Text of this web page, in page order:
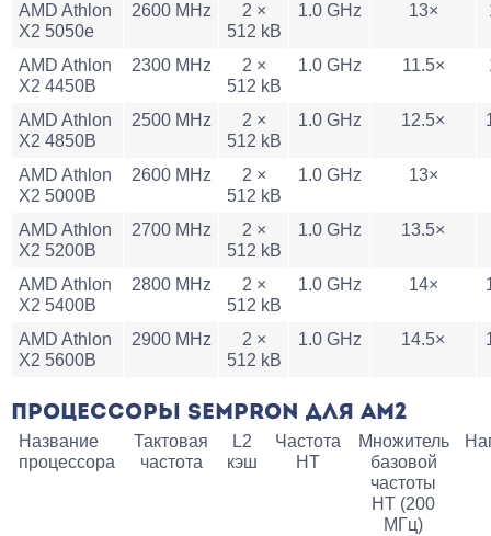
AMD Athlon
X2 5050e
2600 MHz
2 ×
512 kB
1.0 GHz 13×
AMD Athlon
X2 4450B
2300 MHz
2 ×
512 kB
1.0 GHz 11.5×
AMD Athlon
X2 4850B
2500 MHz
2 ×
512 kB
1.0 GHz 12.5×
AMD Athlon
X2 5000B
2600 MHz
2 ×
512 kB
1.0 GHz 13×
AMD Athlon
X2 5200B
2700 MHz
2 ×
512 kB
1.0 GHz 13.5×
AMD Athlon
X2 5400B
2800 MHz
2 ×
512 kB
1.0 GHz 14×
AMD Athlon
X2 5600B
2900 MHz
2 ×
512 kB
1.0 GHz 14.5×
ПРОЦЕССОРЫ SEMPRON ДЛЯ AM2
Название
процессора
Тактовая
частота
L2
кэш
Частота
HT
Множитель
базовой
частоты
HT (200
МГц)